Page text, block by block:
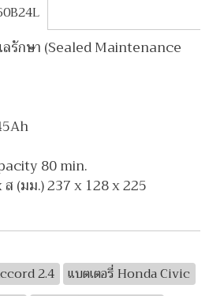
รักษา (Sealed Maintenance
80 min.
(มม.) 237 x 128 x 225
2.4
แบตเตอรี่ Honda Civic